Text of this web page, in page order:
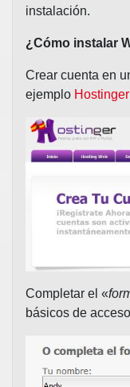
instalación.
¿Cómo instalar
Crear cuenta en
ejemplo Hostinger
Completar el «
básicos de